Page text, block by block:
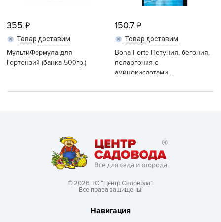
355
Товар доставим
МультиФормула для
Гортензий (банка 500гр.)
150.7
Товар доставим
Bona Forte Петуния, бегония,
пеларгония с
аминокислотами...
© 2026 ТС “Центр Садовода”.
Все права защищены.
Навигация